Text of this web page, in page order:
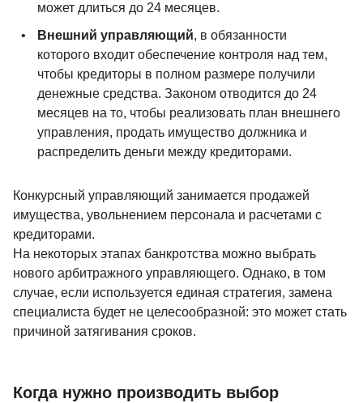
может длиться до 24 месяцев.
Внешний управляющий, в обязанности
которого входит обеспечение контроля над тем,
чтобы кредиторы в полном размере получили
денежные средства. Законом отводится до 24
месяцев на то, чтобы реализовать план внешнего
управления, продать имущество должника и
распределить деньги между кредиторами.
Конкурсный управляющий занимается продажей
имущества, увольнением персонала и расчетами с
кредиторами.
На некоторых этапах банкротства можно выбрать
нового арбитражного управляющего. Однако, в том
случае, если используется единая стратегия, замена
специалиста будет не целесообразной: это может стать
причиной затягивания сроков.
Когда нужно производить выбор